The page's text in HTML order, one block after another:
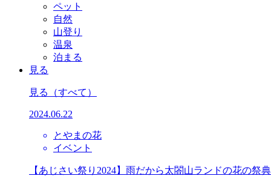
ペット
自然
山登り
温泉
泊まる
見る
見る （すべて）
2024.06.22
とやまの花
イベント
【あじさい祭り2024】雨だから太閤山ランドの花の祭